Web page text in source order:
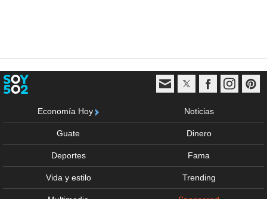
Economía Hoy Noticias
Guate Dinero
Deportes Fama
Vida y estilo Trending